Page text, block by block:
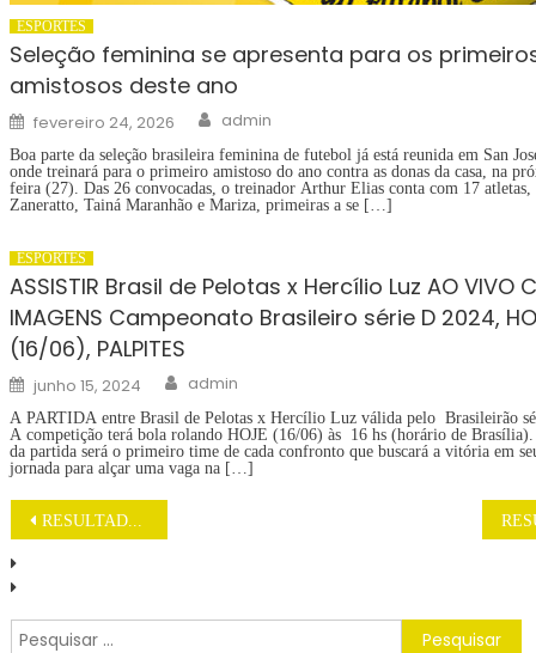
ESPORTES
Seleção feminina se apresenta para os
amistosos deste ano
Posted
on
fevereiro 24, 2026 Author
admin
Boa parte da seleção brasileira feminina de futebol já está reunida em San
onde treinará para o primeiro amistoso do ano contra as donas da casa, na
feira (27). Das 26 convocadas, o treinador Arthur Elias conta com 17 atletas,
Zaneratto, Tainá Maranhão e Mariza, primeiras a se […]
ESPORTES
ASSISTIR Brasil de Pelotas x Hercílio Luz AO VIVO
IMAGENS Campeonato Brasileiro série D 2024,
(16/06), PALPITES
Posted
on
junho 15, 2024 Author
admin
A PARTIDA entre Brasil de Pelotas x Hercílio Luz válida pelo Brasileirão
A competição terá bola rolando HOJE (16/06) às 16 hs (horário de Brasília).
da partida será o primeiro time de cada confronto que buscará a vitória em
jornada para alçar uma vaga na […]
Navegação
de
Post
por: